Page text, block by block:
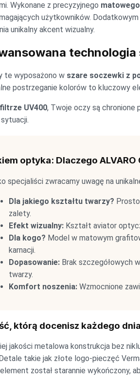
Wykonane z precyzyjnego
użytkowników.
unikalny akcent wizualny.
technologia
te wyposażono w szare soczewki z
postrzeganie kolorów to kluczowy
filtrze UV400, Twoje oczy są chronione
optyka: Dlaczego
specjaliści zwracamy uwagę na
Dla jakiego kształtu twarzy?
zalety.
Efekt wizualny:Kształt aviator
Dla kogo? Model w matowym
karnacji.
Dopasowanie:Brak szczegółowych
twarzy.
Komfort noszenia:Wzmocnione
którą docenisz każdego dnia
jakości metalowa konstrukcja bez
takie jak złote logo-pieczęć
został starannie wykończony,